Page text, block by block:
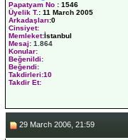
Papatyam No : 1546
Üyelik T.: 11 March 2005
Arkadaşları:0
Cinsiyet:
Memleket:İstanbul
Mesaj: 1.864
Konular:
Beğenildi:
Beğendi:
Takdirleri:10
Takdir Et:
29 March 2006, 21:59